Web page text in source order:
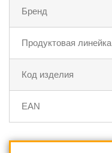
Бренд
Продуктовая линейка
Код изделия
EAN